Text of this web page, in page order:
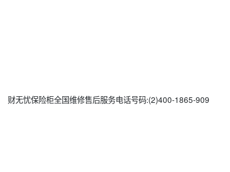
财无忧保险柜全国维修售后服务电话号码:(2)400-1865-909